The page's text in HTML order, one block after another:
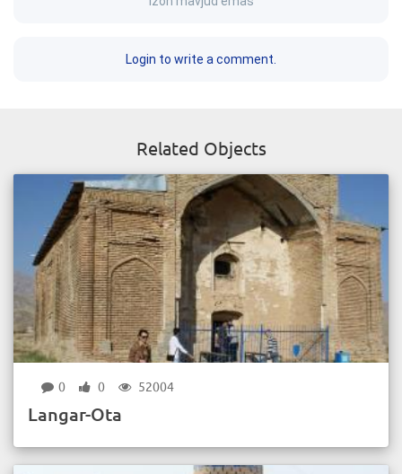
Login to write a comment.
Related Objects
0 0 52004
Langar-Ota